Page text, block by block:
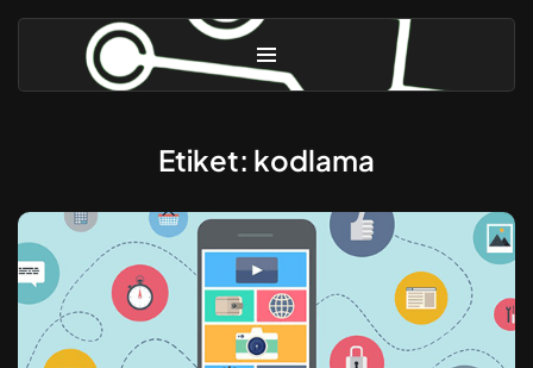
Linux Güvenliği [3] – Gelişmiş...
Etiket: kodlama